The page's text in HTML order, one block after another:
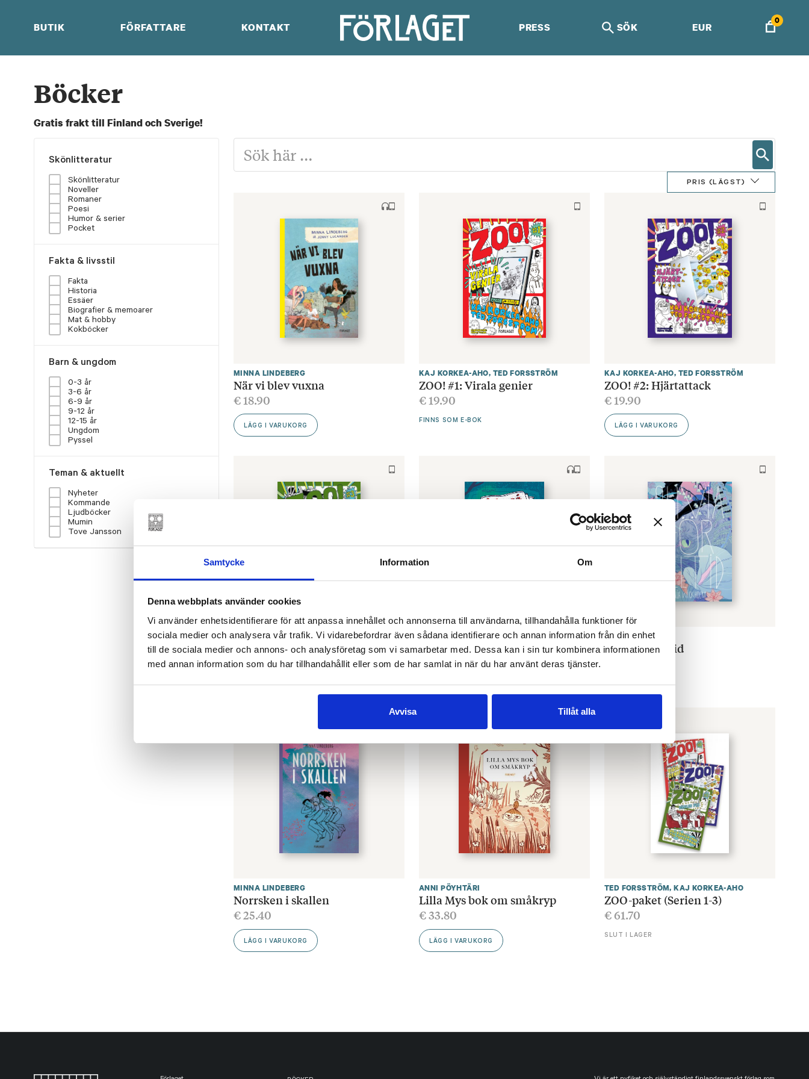
Samtycke Information Om
Denna webbplats använder cookies
Vi använder enhetsidentifierare för att anpassa innehållet och annonserna till användarna, tillhandahålla funktioner för
sociala medier och analysera vår trafik. Vi vidarebefordrar även sådana identifierare och annan information från din enhet
till de sociala medier och annons- och analysföretag som vi samarbetar med. Dessa kan i sin tur kombinera informationen
med annan information som du har tillhandahållit eller som de har samlat in när du har använt deras tjänster.
Avvisa Tillåt alla
BUTIK FÖRFATTARE KONTAKT PRESS SÖK EUR
0
Böcker
Gratis frakt till Finland och Sverige!
Skönlitteratur
Skönlitteratur
Noveller
Romaner
Poesi
Humor & serier
Pocket
Fakta & livsstil
Fakta
Historia
Essäer
Biografier & memoarer
Mat & hobby
Kokböcker
Barn & ungdom
0-3 år
3-6 år
6-9 år
9-12 år
12-15 år
Ungdom
Pyssel
Teman & aktuellt
Nyheter
Kommande
Ljudböcker
Mumin
Tove Jansson
PRIS (LÄGST)
MINNA LINDEBERG
När vi blev vuxna
€18.90
LÄGG I VARUKORG
KAJ KORKEA-AHO, TED FORSSTRÖM
ZOO! #1: Virala genier
€19.90
FINNS SOM E-BOK
KAJ KORKEA-AHO, TED FORSSTRÖM
ZOO! #2: Hjärtattack
€19.90
LÄGG I VARUKORG
KAJ KORKEA-AHO,TED FORSSTRÖM
ZOO! #3: Kärlek plz
€ 21.90
FINNS SOM E-BOK
MONICA VIKSTRÖM-JOKELA
Lita på mig
€21.90
FINNS SOM LJUD- OCH E-BOK
JULIA WICKHOLM
Olivia för alltid
FINNS SOM E-BOK
MINNA LINDEBERG
Norrsken i skallen
€25.40
LÄGG I VARUKORG
ANNI PÖYHTÄRI
Lilla Mys bok om småkryp
€33.80
LÄGG I VARUKORG
TED FORSSTRÖM,KAJ KORKEA-AHO
ZOO-paket (Serien 1-3)
€61.70
SLUT I LAGER